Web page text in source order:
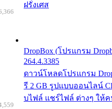
ฝรั่งเศส
DropBox (โปรแกรม
264.4.3385
ดาวน์โหลดโปรแกรม
รี 2 GB รูปแบบออนไลน์
บไฟล์ แชร์ไฟล์ ต่างๆ ให้